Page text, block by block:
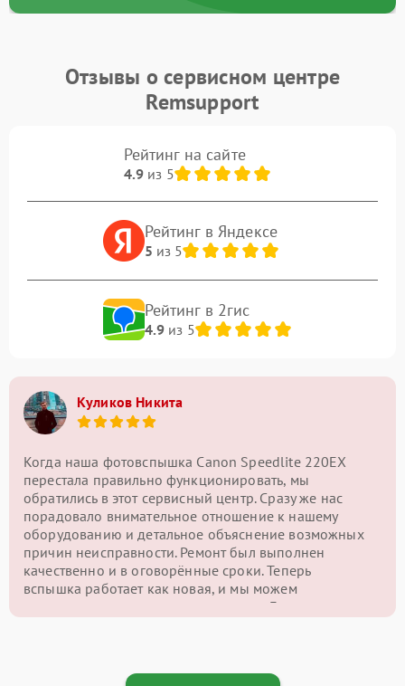
Отзывы о сервисном центре
Remsupport
Рейтинг на сайте
4.9из 5
Рейтинг в Яндексе
5 из 5
Рейтинг в 2гис
4.9из 5
Куликов Никита
Когда наша фотовспышка Canon Speedlite 220EX
перестала правильно функционировать, мы
обратились в этот сервисный центр. Сразу же нас
порадовало внимательное отношение к нашему
оборудованию и детальное объяснение возможных
причин неисправности. Ремонт был выполнен
качественно и в оговорённые сроки. Теперь
вспышка работает как новая, и мы можем
продолжать делать отличные снимки. Благодарим за